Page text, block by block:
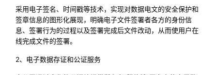
采用电子签名、时间戳等技术，实现对数据电文的安全保护和
签章信息的图形化展现，明确电子文件签署者各方的身份信
息、签署行为的过程以及签署完成后文件改动，从而使用户在
线完成文件的签署。
2、电子数据存证和公证服务